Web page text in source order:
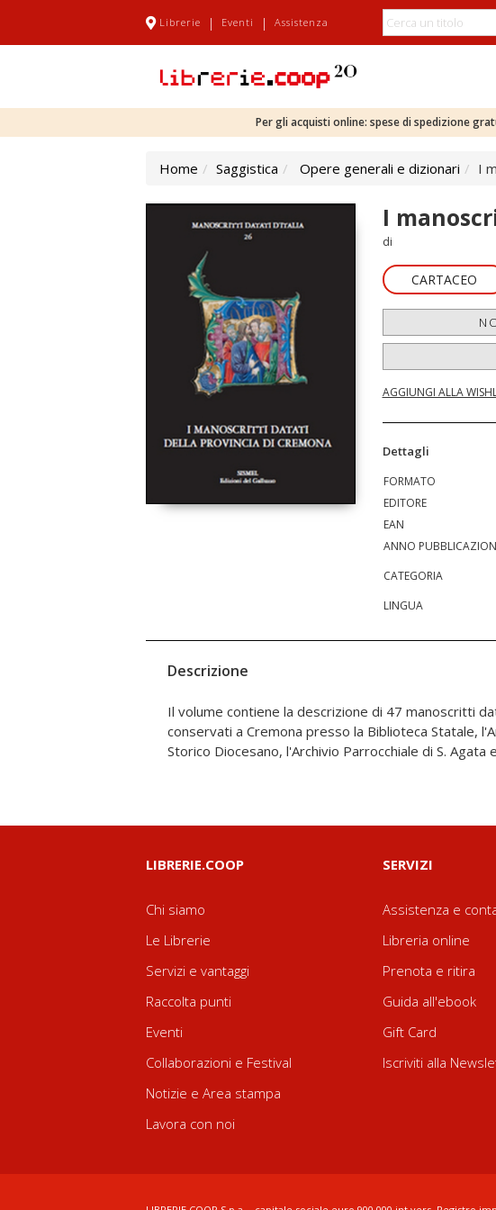
Librerie | Eventi | Assistenza
Per gli acquisti online: spese di spedizione
Home Saggistica Opere generali e dizionari I
I
di
CARTACEO
AGGIUNGI ALLA
Dettagli
FORMATO
EDITORE
EAN
ANNO
CATEGORIA
LINGUA
Descrizione
Il volume contiene la descrizione di 47 manoscritti
conservati a Cremona presso la Biblioteca Statale,
Storico Diocesano, l'Archivio Parrocchiale di S. Agata
Stato; a Crema presso la Biblioteca Comunale. Il
introdotto dalla storia delle biblioteche e dei fondi ed è
LIBRERIE.COOP
Chi siamo
Le Librerie
Servizi e vantaggi
Raccolta punti
Eventi
Collaborazioni e Festival
Notizie e Area stampa
Lavora con noi
SERVIZI
Assistenza e
Libreria online
Prenota e ritira
Guida all'ebook
Gift Card
Iscriviti alla